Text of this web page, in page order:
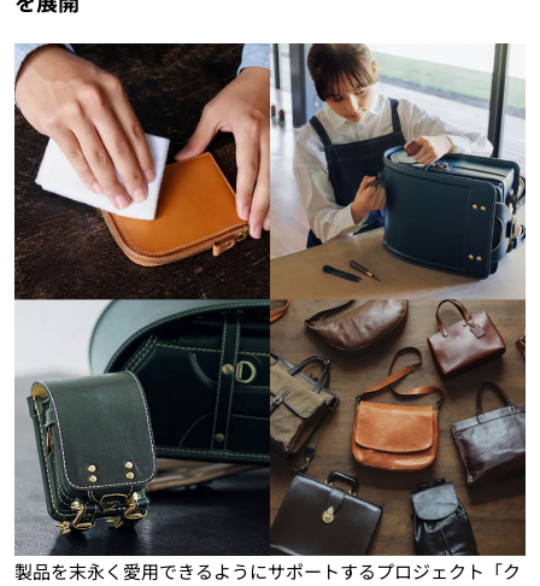
製品を末永く愛用できるようにサポートするプロジェクト「ク